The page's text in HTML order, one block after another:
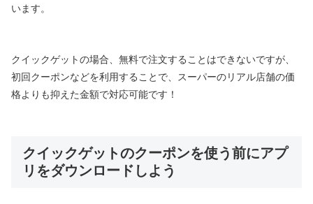
います。
クイックゲットの場合、無料で注文することはできないですが、
初回クーポンなどを利用することで、スーパーのリアル店舗の価
格よりも抑えた金額で対応可能です！
クイックゲットのクーポンを使う前にアプ
リをダウンロードしよう